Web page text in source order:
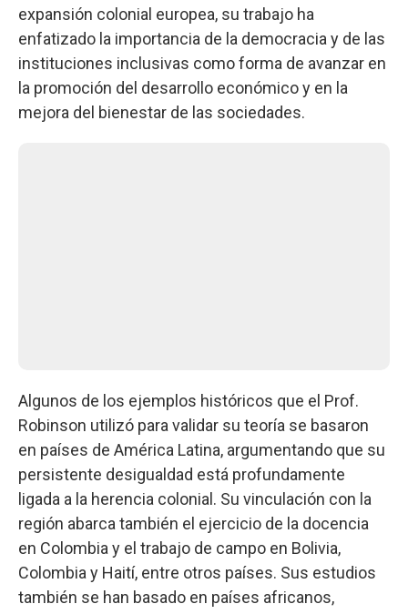
expansión colonial europea, su trabajo ha
enfatizado la importancia de la democracia y de las
instituciones inclusivas como forma de avanzar en
la promoción del desarrollo económico y en la
mejora del bienestar de las sociedades.
Algunos de los ejemplos históricos que el Prof.
Robinson utilizó para validar su teoría se basaron
en países de América Latina, argumentando que su
persistente desigualdad está profundamente
ligada a la herencia colonial. Su vinculación con la
región abarca también el ejercicio de la docencia
en Colombia y el trabajo de campo en Bolivia,
Colombia y Haití, entre otros países. Sus estudios
también se han basado en países africanos,